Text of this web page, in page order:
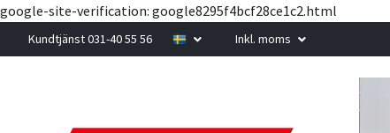
google-site-verification: google8295f4bcf28ce1c2.html
Kundtjänst 031-40 55 56 Inkl. moms